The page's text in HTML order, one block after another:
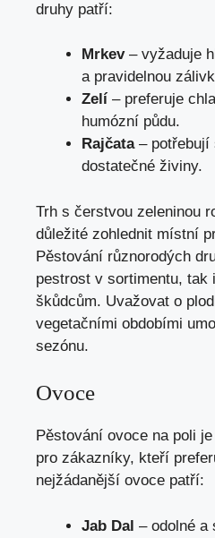
druhy patří:
Mrkev– vyžaduje
a pravidelnou
Zelí – preferuje
humózní půdu.
Rajčata– potřebují
dostatečné živiny.
Trh s čerstvou zeleninou
důležité zohlednit místní
Pěstování různorodých
pestrost v sortimentu, tak
škůdcům. Uvažovat o
vegetačními obdobími
sezónu.
Ovoce
Pěstování ovoce na poli
pro zákazníky, kteří
nejžádanější ovoce patří:
Jab Dal – odolné a